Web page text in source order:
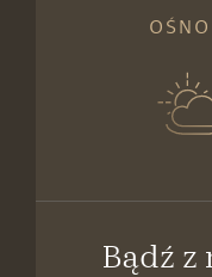
Bądź